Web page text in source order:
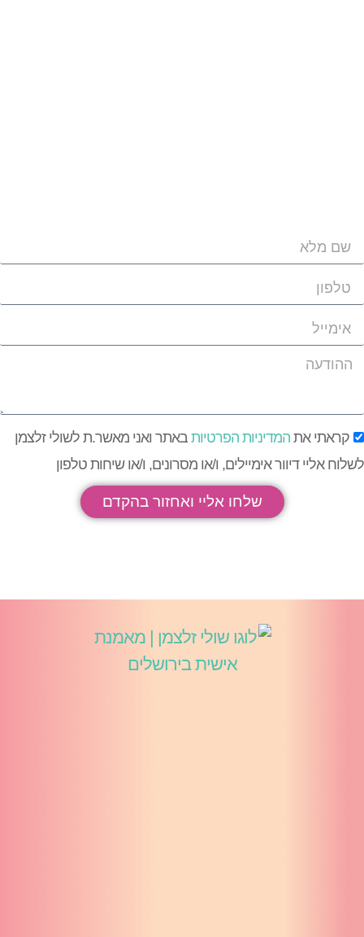
קראתי אתהמדיניות הפרטיותבאתר ואני מאשר.ת לשולי זלצמן
אליי דיוור אימיילים, ו/או מסרונים, ו/או שיחות טלפון
שלחו אליי ואחזור בהקדם